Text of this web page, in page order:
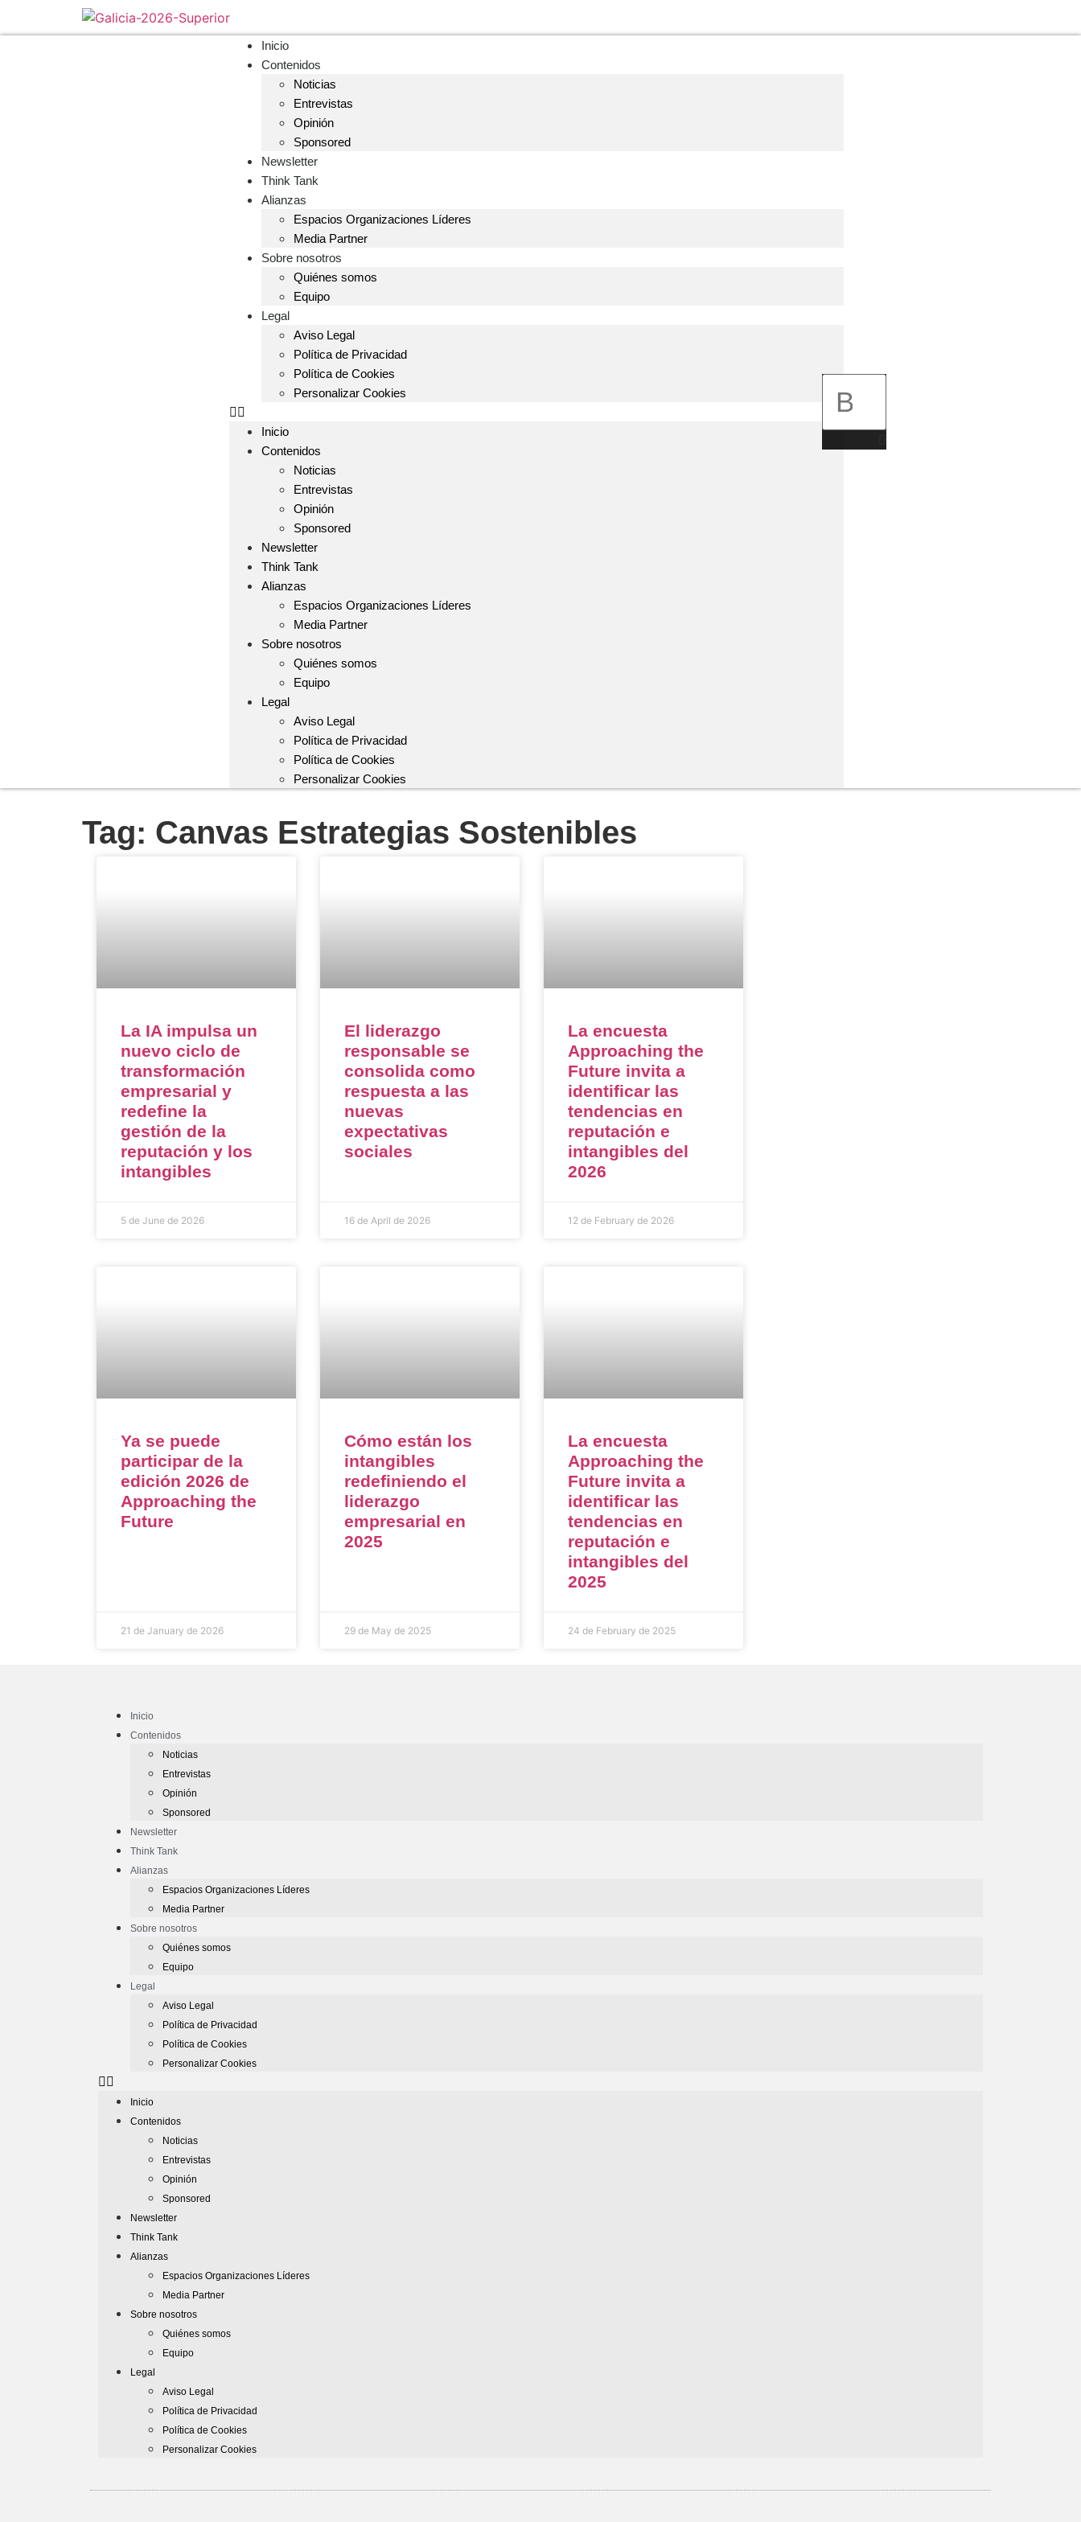
Inicio
Contenidos
Noticias
Entrevistas
Opinión
Sponsored
Newsletter
Think Tank
Alianzas
Espacios Organizaciones Líderes
Media Partner
Sobre nosotros
Quiénes somos
Equipo
Legal
Aviso Legal
Política de Privacidad
Política de Cookies
Personalizar Cookies
Inicio
Contenidos
Noticias
Entrevistas
Opinión
Sponsored
Newsletter
Think Tank
Alianzas
Espacios Organizaciones Líderes
Media Partner
Sobre nosotros
Quiénes somos
Equipo
Legal
Aviso Legal
Política de Privacidad
Política de Cookies
Personalizar Cookies
Tag: Canvas Estrategias Sostenibles
La IA impulsa un
nuevo ciclo de
transformación
empresarial y
redefine la
gestión de la
reputación y los
intangibles
5 de June de 2026
El liderazgo
responsable se
consolida como
respuesta a las
nuevas
expectativas
sociales
16 de April de 2026
La encuesta
Approaching the
Future invita a
identificar las
tendencias en
reputación e
intangibles del
2026
12 de February de 2026
Ya se puede
participar de la
edición 2026 de
Approaching the
Future
21 de January de 2026
Cómo están los
intangibles
redefiniendo el
liderazgo
empresarial en
2025
29 de May de 2025
La encuesta
Approaching the
Future invita a
identificar las
tendencias en
reputación e
intangibles del
2025
24 de February de 2025
Inicio
Contenidos
Noticias
Entrevistas
Opinión
Sponsored
Newsletter
Think Tank
Alianzas
Espacios Organizaciones Líderes
Media Partner
Sobre nosotros
Quiénes somos
Equipo
Legal
Aviso Legal
Política de Privacidad
Política de Cookies
Personalizar Cookies
Inicio
Contenidos
Noticias
Entrevistas
Opinión
Sponsored
Newsletter
Think Tank
Alianzas
Espacios Organizaciones Líderes
Media Partner
Sobre nosotros
Quiénes somos
Equipo
Legal
Aviso Legal
Política de Privacidad
Política de Cookies
Personalizar Cookies